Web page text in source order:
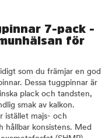
7-pack -
för
som du främjar en god
Dessa tuggpinnar är
plack och tandsten,
smak av kalkon.
istället majs- och
hållbar konsistens. Med